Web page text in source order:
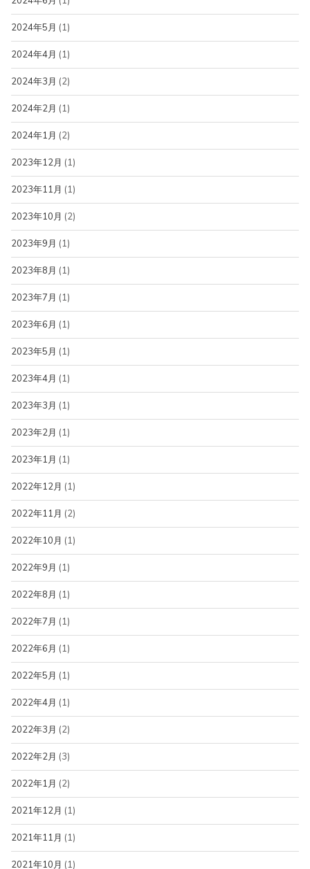
2024年5月 (1)
2024年4月 (1)
2024年3月 (2)
2024年2月 (1)
2024年1月 (2)
2023年12月 (1)
2023年11月 (1)
2023年10月 (2)
2023年9月 (1)
2023年8月 (1)
2023年7月 (1)
2023年6月 (1)
2023年5月 (1)
2023年4月 (1)
2023年3月 (1)
2023年2月 (1)
2023年1月 (1)
2022年12月 (1)
2022年11月 (2)
2022年10月 (1)
2022年9月 (1)
2022年8月 (1)
2022年7月 (1)
2022年6月 (1)
2022年5月 (1)
2022年4月 (1)
2022年3月 (2)
2022年2月 (3)
2022年1月 (2)
2021年12月 (1)
2021年11月 (1)
2021年10月 (1)